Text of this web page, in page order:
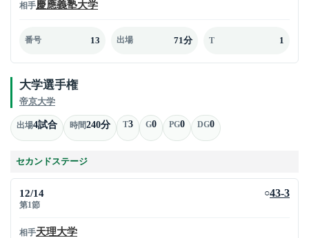
相手慶應義塾大学
番号 13 出場 71分 T 1
大学選手権
帝京大学
出場4試合 時間240分 T3 G0 PG0 DG0
セカンドステージ
12/14
第1節
○43-3
相手天理大学